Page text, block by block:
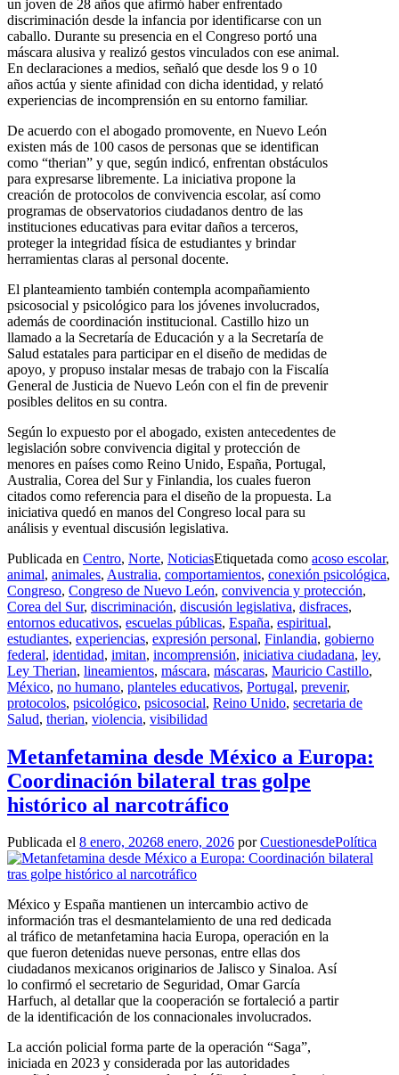
un joven de 28 años que afirmó haber enfrentado
discriminación desde la infancia por identificarse con un
caballo. Durante su presencia en el Congreso portó una
máscara alusiva y realizó gestos vinculados con ese animal.
En declaraciones a medios, señaló que desde los 9 o 10
años actúa y siente afinidad con dicha identidad, y relató
experiencias de incomprensión en su entorno familiar.
De acuerdo con el abogado promovente, en Nuevo León
existen más de 100 casos de personas que se identifican
como “therian” y que, según indicó, enfrentan obstáculos
para expresarse libremente. La iniciativa propone la
creación de protocolos de convivencia escolar, así como
programas de observatorios ciudadanos dentro de las
instituciones educativas para evitar daños a terceros,
proteger la integridad física de estudiantes y brindar
herramientas claras al personal docente.
El planteamiento también contempla acompañamiento
psicosocial y psicológico para los jóvenes involucrados,
además de coordinación institucional. Castillo hizo un
llamado a la Secretaría de Educación y a la Secretaría de
Salud estatales para participar en el diseño de medidas de
apoyo, y propuso instalar mesas de trabajo con la Fiscalía
General de Justicia de Nuevo León con el fin de prevenir
posibles delitos en su contra.
Según lo expuesto por el abogado, existen antecedentes de
legislación sobre convivencia digital y protección de
menores en países como Reino Unido, España, Portugal,
Australia, Corea del Sur y Finlandia, los cuales fueron
citados como referencia para el diseño de la propuesta. La
iniciativa quedó en manos del Congreso local para su
análisis y eventual discusión legislativa.
Publicada en Centro, Norte, NoticiasEtiquetada como acoso escolar,
animal, animales, Australia, comportamientos, conexión psicológica,
Congreso, Congreso de Nuevo León, convivencia y protección,
Corea del Sur, discriminación, discusión legislativa, disfraces,
entornos educativos, escuelas públicas, España, espiritual,
estudiantes, experiencias, expresión personal, Finlandia, gobierno
federal, identidad, imitan, incomprensión, iniciativa ciudadana, ley,
Ley Therian, lineamientos, máscara, máscaras, Mauricio Castillo,
México, no humano, planteles educativos, Portugal, prevenir,
protocolos, psicológico, psicosocial, Reino Unido, secretaria de
Salud, therian, violencia, visibilidad
Metanfetamina desde México a Europa:
Coordinación bilateral tras golpe
histórico al narcotráfico
Publicada el 8 enero, 20268 enero, 2026 porCuestionesdePolítica
México y España mantienen un intercambio activo de
información tras el desmantelamiento de una red dedicada
al tráfico de metanfetamina hacia Europa, operación en la
que fueron detenidas nueve personas, entre ellas dos
ciudadanos mexicanos originarios de Jalisco y Sinaloa. Así
lo confirmó el secretario de Seguridad, Omar García
Harfuch, al detallar que la cooperación se fortaleció a partir
de la identificación de los connacionales involucrados.
La acción policial forma parte de la operación “Saga”,
iniciada en 2023 y considerada por las autoridades